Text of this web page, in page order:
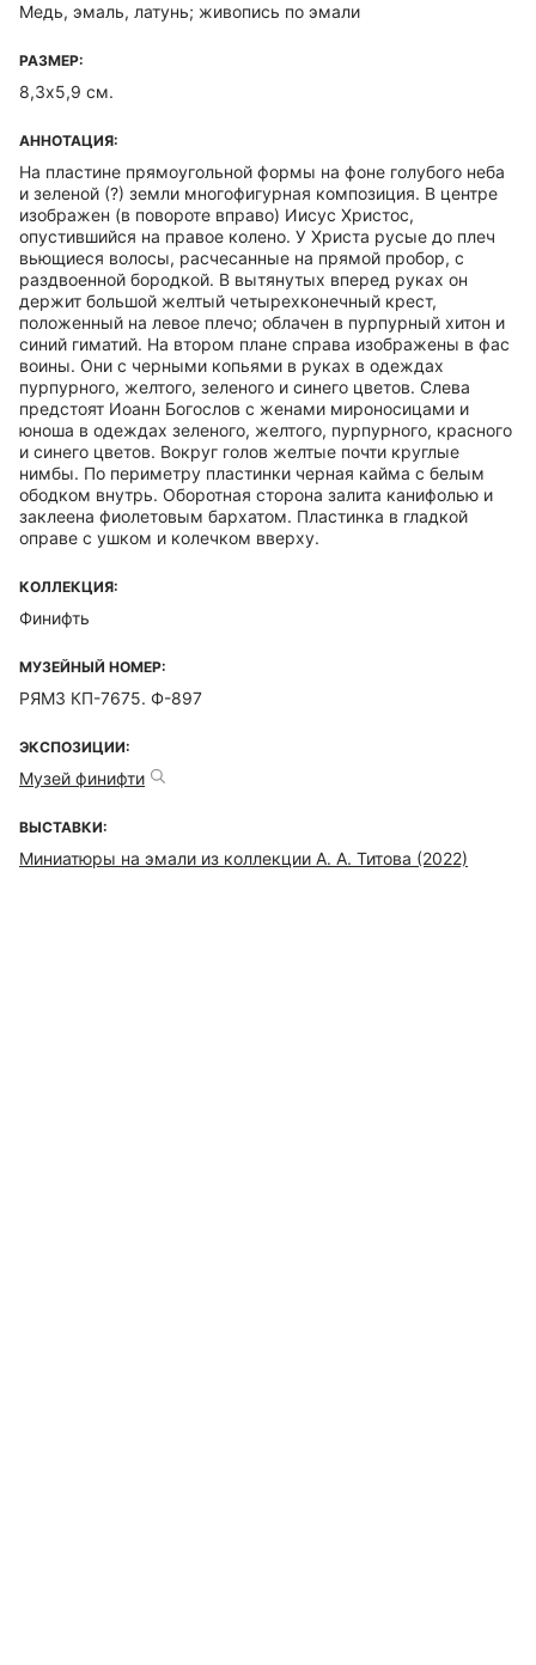
Медь, эмаль, латунь; живопись по эмали
РАЗМЕР:
8,3х5,9 см.
АННОТАЦИЯ:
На пластине прямоугольной формы на фоне голубого неба
и зеленой (?) земли многофигурная композиция. В центре
изображен (в повороте вправо) Иисус Христос,
опустившийся на правое колено. У Христа русые до плеч
вьющиеся волосы, расчесанные на прямой пробор, с
раздвоенной бородкой. В вытянутых вперед руках он
держит большой желтый четырехконечный крест,
положенный на левое плечо; облачен в пурпурный хитон и
синий гиматий. На втором плане справа изображены в фас
воины. Они с черными копьями в руках в одеждах
пурпурного, желтого, зеленого и синего цветов. Слева
предстоят Иоанн Богослов с женами мироносицами и
юноша в одеждах зеленого, желтого, пурпурного, красного
и синего цветов. Вокруг голов желтые почти круглые
нимбы. По периметру пластинки черная кайма с белым
ободком внутрь. Оборотная сторона залита канифолью и
заклеена фиолетовым бархатом. Пластинка в гладкой
оправе с ушком и колечком вверху.
КОЛЛЕКЦИЯ:
Финифть
МУЗЕЙНЫЙ НОМЕР:
РЯМЗ КП-7675. Ф-897
ЭКСПОЗИЦИИ:
Музей финифти
ВЫСТАВКИ:
Миниатюры на эмали из коллекции А. А. Титова (2022)